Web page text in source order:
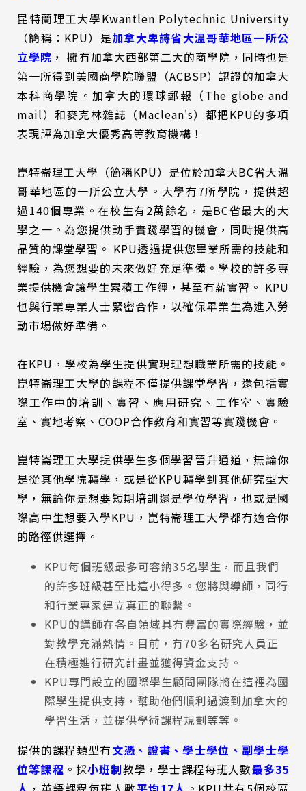
昆特蘭理工大學Kwantlen Polytechnic University
（簡稱：KPU）是加拿大卑詩省大溫哥華地區一所公
立學院 ， 擁有加拿大西部第二大的商學院，同時也是
第一所得到美國商學院聯盟（ACBSP）認證的加拿大
本科商學院。加拿大的環球郵報（The globe and
mail）和麥克林雜誌（Maclean's）都把KPU的多項
表現評為加拿大優秀高等教育機構！
崑特崙理工大學（簡稱KPU）是位於加拿大BC省大溫
哥華地區的一所公立大學。大學有7所學院，提供超
過140個專業。在校生有2萬餘名，是BC省最大的大
學之一。為您提供動手實踐學習的機會，同時提供高
品質的課堂學習。 KPU透過提供您畢業所需的技能和
經驗，為您想要的未來做好充足準備。學校的許多專
業提供機會讓學生累積工作經，甚至有薪實習。 KPU
也與行業專業人士緊密合作，以確保畢業生為進入勞
動市場做好準備。
在KPU，學校為學生提供實現理想職業所需的技能。
崑特崙理工大學的課程不僅提供課堂學習，還包括實
際工作中的培訓、實習、應用研​​究、工作室、實驗
室、實地考察、COOP合作教育和實習等實踐機會。
崑特崙理工大學提供學生多個學習晉升通道，無論你
是從其他學院轉學，或是從KPU轉學到其他研究型大
學，無論你是想要短期培訓還是學位學習，也或是國
際高中生想要入學KPU，崑特崙理工大學都有適合你
的路徑供選擇。
KPU每個班級最多可容納35名學生，而且我們
的許多班級甚至比這小得多。您將與導師，同行
和行業專家建立真正的聯繫。
KPU的講師在各自領域具有豐富的實際經驗，並
對教學充滿熱情。目前，有70多名研究人員正
在積極進行研究計畫並獲得資金支持。
KPU專門設立的國際學生顧問團隊將在這裡為國
際學生提供支持，幫助他們順利過渡到加拿大的
學習生活，並提供學術課程規劃等等。
提供的課程類型有文憑、證書、學士學位、副學士學
位等課程 。採小班制教學，學士課程每班人數最多35